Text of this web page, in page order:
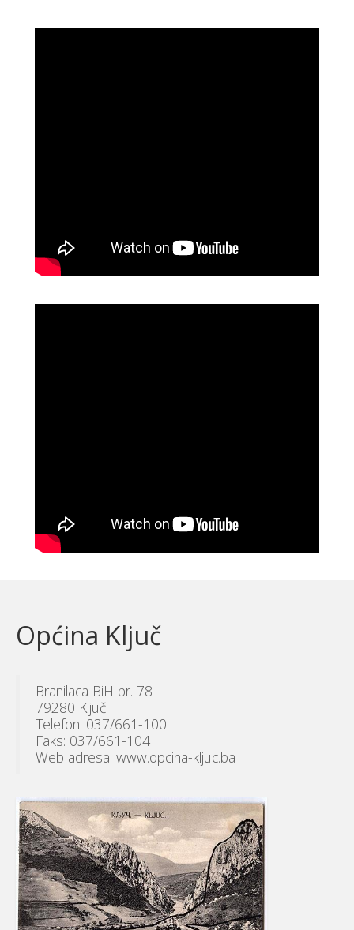
Općina Ključ
Branilaca BiH br. 78
79280 Ključ
Telefon: 037/661-100
Faks: 037/661-104
Web adresa: www.opcina-kljuc.ba